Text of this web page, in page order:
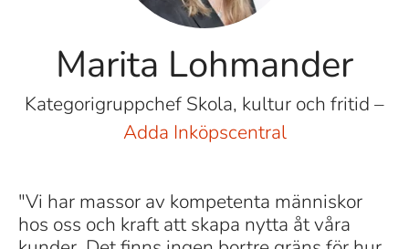
Marita Lohmander
Kategorigruppchef Skola, kultur och fritid –
Adda Inköpscentral
"Vi har massor av kompetenta människor
hos oss och kraft att skapa nytta åt våra